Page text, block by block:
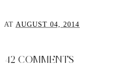
AT AUGUST 04, 2014
42 COMMENTS